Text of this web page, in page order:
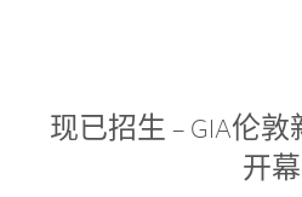
现已招生 – GIA伦
开幕